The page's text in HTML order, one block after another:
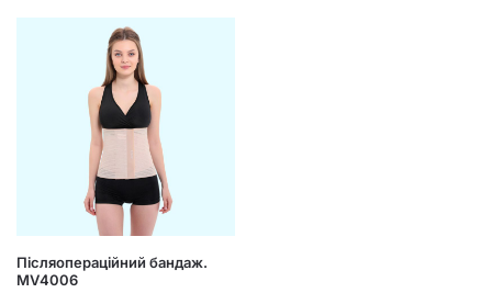
Післяопераційний бандаж.
MV4006